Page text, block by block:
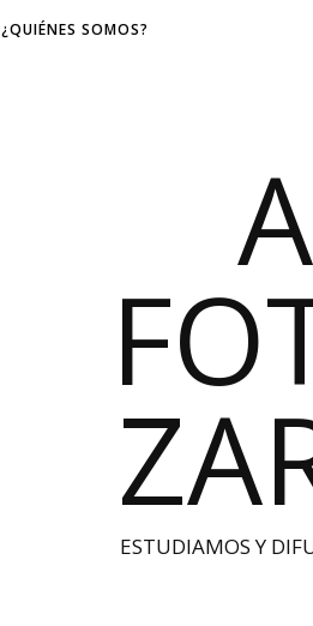
¿QUIÉNES SOMOS?
ESTUDIAMOS Y